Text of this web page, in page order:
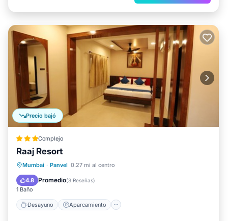
Precio bajó
Complejo
Raaj Resort
Mumbai · Panvel 0.27 mi al centro
4.8 Promedio(3 Reseñas)
1 Baño
Desayuno Aparcamiento
Desayuno Aparcamiento
Cocina